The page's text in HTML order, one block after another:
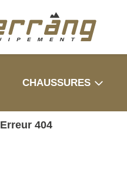
CHAUSSURES
Erreur 404